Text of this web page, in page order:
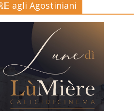
agli Agostiniani